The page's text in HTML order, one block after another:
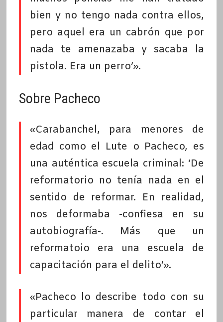
bien y no tengo nada contra ellos,
pero aquel era un cabrón que por
nada te amenazaba y sacaba la
pistola. Era un perro’».
Sobre Pacheco
«Carabanchel, para menores de
edad como el Lute o Pacheco, es
una auténtica escuela criminal: ‘De
reformatorio no tenía nada en el
sentido de reformar. En realidad,
nos deformaba -confiesa en su
autobiografía-. Más que un
reformatoio era una escuela de
capacitación para el delito’».
«Pacheco lo describe todo con su
particular manera de contar el